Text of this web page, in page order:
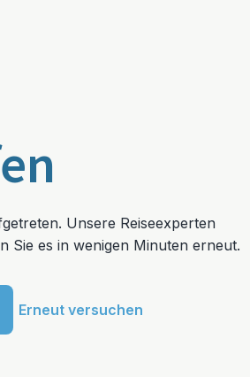
Unsere Reiseexperten
Sie es in wenigen Minuten erneut.
Erneut versuchen